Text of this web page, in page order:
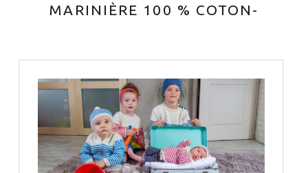
MARINIÈRE 100 % COTON-